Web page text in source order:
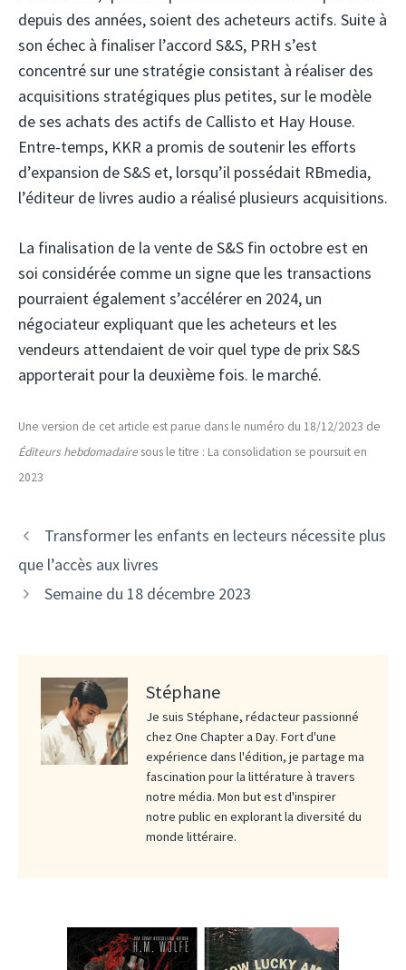
depuis des années, soient des acheteurs actifs. Suite à
son échec à finaliser l’accord S&S, PRH s’est
concentré sur une stratégie consistant à réaliser des
acquisitions stratégiques plus petites, sur le modèle
de ses achats des actifs de Callisto et Hay House.
Entre-temps, KKR a promis de soutenir les efforts
d’expansion de S&S et, lorsqu’il possédait RBmedia,
l’éditeur de livres audio a réalisé plusieurs acquisitions.
La finalisation de la vente de S&S fin octobre est en
soi considérée comme un signe que les transactions
pourraient également s’accélérer en 2024, un
négociateur expliquant que les acheteurs et les
vendeurs attendaient de voir quel type de prix S&S
apporterait pour la deuxième fois. le marché.
Une version de cet article est parue dans le numéro du 18/12/2023 de
Éditeurs hebdomadairesous le titre : La consolidation se poursuit en
2023
Transformer les enfants en lecteurs nécessite plus
que l’accès aux livres
Semaine du 18 décembre 2023
Stéphane
Je suis Stéphane, rédacteur passionné
chez One Chapter a Day. Fort d'une
expérience dans l'édition, je partage ma
fascination pour la littérature à travers
notre média. Mon but est d'inspirer
notre public en explorant la diversité du
monde littéraire.